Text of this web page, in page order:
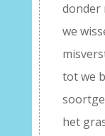
donder
we
tot we
het